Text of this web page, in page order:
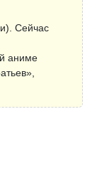
Сейчас
аниме